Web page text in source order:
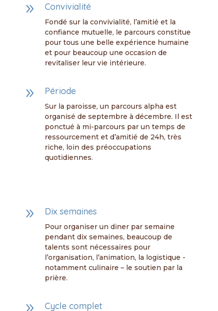
9 Convivialité
Fondé sur la convivialité, l’amitié et la
confiance mutuelle, le parcours constitue
pour tous une belle expérience humaine
et pour beaucoup une occasion de
revitaliser leur vie intérieure.
9 Période
Sur la paroisse, un parcours alpha est
organisé de septembre à décembre. Il est
ponctué à mi-parcours par un temps de
ressourcement et d’amitié de 24h, très
riche, loin des préoccupations
quotidiennes.
9 Dix semaines
Pour organiser un diner par semaine
pendant dix semaines, beaucoup de
talents sont nécessaires pour
l’organisation, l’animation, la logistique -
notamment culinaire – le soutien par la
prière.
9 Cycle complet